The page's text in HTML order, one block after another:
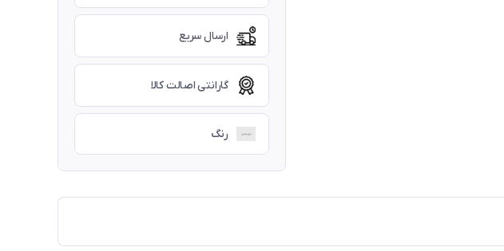
ارسال سریع
گارانتی اصالت کالا
رنگ